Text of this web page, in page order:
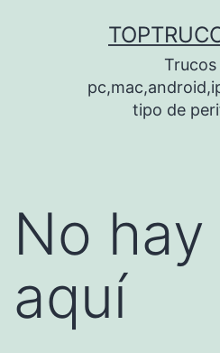
Trucos
tipo de
No
aquí